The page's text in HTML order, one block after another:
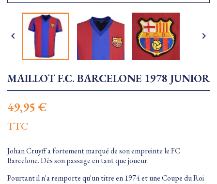
 
MAILLOT F.C. BARCELONE 1978 JUNIOR
49,95 €
TTC
Johan Cruyff a fortement marqué de son empreinte le FC
Barcelone. Dès son passage en tant que joueur.
Pourtant il n'a remporte qu'un titre en 1974 et une Coupe du Roi